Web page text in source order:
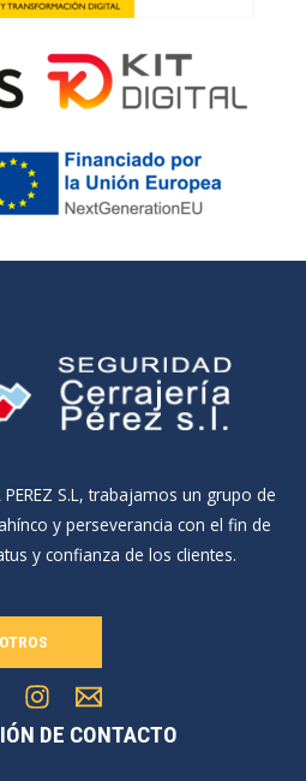
PEREZ S.L, trabajamos un grupo de
y perseverancia con el fin de
y confianza de los clientes.
DE CONTACTO